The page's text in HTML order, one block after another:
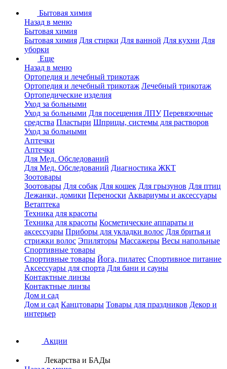
Бытовая химия
Назад в меню
Бытовая химия
Бытовая химия Для стирки Для ванной Для кухни Для
уборки
Еще
Назад в меню
Ортопедия и лечебный трикотаж
Ортопедия и лечебный трикотаж Лечебный трикотаж
Ортопедические изделия
Уход за больными
Уход за больными Для посещения ЛПУ Перевязочные
средства Пластыри Шприцы, системы для растворов
Уход за больными
Аптечки
Аптечки
Для Мед. Обследований
Для Мед. Обследований Диагностика ЖКТ
Зоотовары
Зоотовары Для собак Для кошек Для грызунов Для птиц
Лежанки, домики Переноски Аквариумы и аксессуары
Ветаптека
Техника для красоты
Техника для красоты Косметические аппараты и
аксессуары Приборы для укладки волос Для бритья и
стрижки волос Эпиляторы Массажеры Весы напольные
Спортивные товары
Спортивные товары Йога, пилатес Спортивное питание
Аксессуары для спорта Для бани и сауны
Контактные линзы
Контактные линзы
Дом и сад
Дом и сад Канцтовары Товары для праздников Декор и
интерьер
Акции
Лекарства и БАДы